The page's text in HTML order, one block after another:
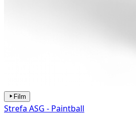
Film
Strefa ASG - Paintball